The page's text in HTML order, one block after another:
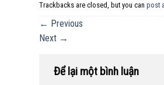
Trackbacks are closed, but you can post
← Previous
Next →
Để lại một bình luận